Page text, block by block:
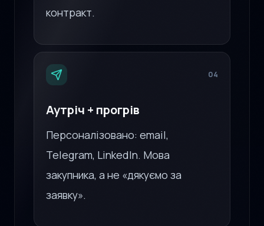
контракт.
04
Аутріч + прогрів
Персоналізовано: email,
Telegram, LinkedIn. Мова
закупника, а не «дякуємо за
заявку».